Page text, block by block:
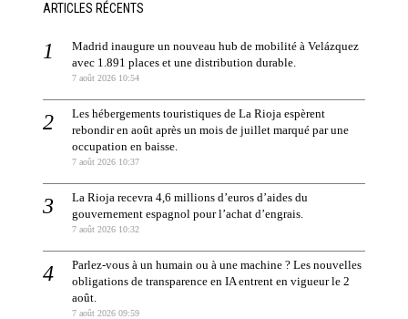
ARTICLES RÉCENTS
Madrid inaugure un nouveau hub de mobilité à Velázquez
avec 1.891 places et une distribution durable.
7 août 2026 10:54
Les hébergements touristiques de La Rioja espèrent
rebondir en août après un mois de juillet marqué par une
occupation en baisse.
7 août 2026 10:37
La Rioja recevra 4,6 millions d’euros d’aides du
gouvernement espagnol pour l’achat d’engrais.
7 août 2026 10:32
Parlez-vous à un humain ou à une machine ? Les nouvelles
obligations de transparence en IA entrent en vigueur le 2
août.
7 août 2026 09:59